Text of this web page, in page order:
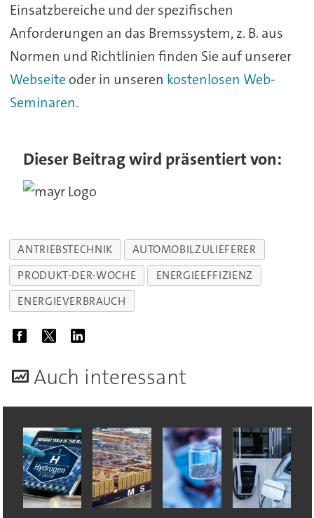
Einsatzbereiche und der spezifischen
Anforderungen an das Bremssystem, z. B. aus
Normen und Richtlinien finden Sie auf unserer
Webseite oder in unseren kostenlosen Web-
Seminaren.
Dieser Beitrag wird präsentiert von:
ANTRIEBSTECHNIK
AUTOMOBILZULIEFERER
PRODUKT-DER-WOCHE
ENERGIEEFFIZIENZ
ENERGIEVERBRAUCH
Auch interessant